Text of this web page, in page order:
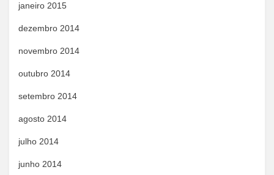
janeiro 2015
dezembro 2014
novembro 2014
outubro 2014
setembro 2014
agosto 2014
julho 2014
junho 2014